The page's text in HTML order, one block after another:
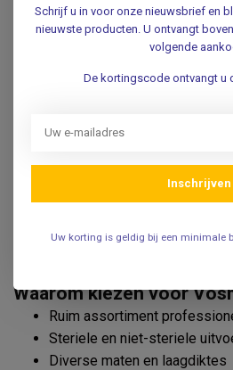
Non-woven kompressen
Hydrofiele gaaskompressen
Niet-verklevende
wonden, het absorberen van
van de wond tegen vuil en
een geweven hydrofiel kompres of
Waarom kiezen voor
Ruim assortiment
Steriele en niet-steriele
Diverse maten en laagdiktes
Schrijf u in voor onze nieuwsbrief en
nieuwste producten. U ontvangt
volgende
De kortingscode ontvangt u
Inschrijven
Uw korting is geldig bij een minimale